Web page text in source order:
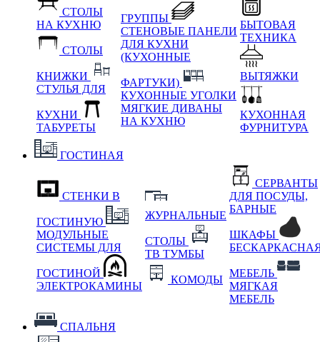
СТОЛЫ
НА КУХНЮ
СТОЛЫ
КНИЖКИ
СТУЛЬЯ ДЛЯ
КУХНИ
ТАБУРЕТЫ
ГРУППЫ
СТЕНОВЫЕ ПАНЕЛИ
ДЛЯ КУХНИ
(КУХОННЫЕ
ФАРТУКИ)
КУХОННЫЕ УГОЛКИ
МЯГКИЕ ДИВАНЫ
НА КУХНЮ
БЫТОВАЯ
ТЕХНИКА
ВЫТЯЖКИ
КУХОННАЯ
ФУРНИТУРА
ГОСТИНАЯ
СТЕНКИ В
ГОСТИНУЮ
МОДУЛЬНЫЕ
СИСТЕМЫ ДЛЯ
ГОСТИНОЙ
ЭЛЕКТРОКАМИНЫ
ЖУРНАЛЬНЫЕ
СТОЛЫ
ТВ ТУМБЫ
КОМОДЫ
СЕРВАНТЫ
ДЛЯ ПОСУДЫ,
БАРНЫЕ
ШКАФЫ
МЕБЕЛЬ
МЯГКАЯ
МЕБЕЛЬ
СПАЛЬНЯ